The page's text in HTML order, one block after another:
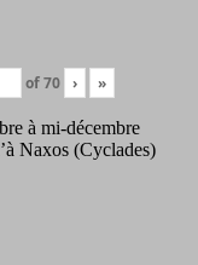
of70 › »
à mi-décembre
Naxos (Cyclades)